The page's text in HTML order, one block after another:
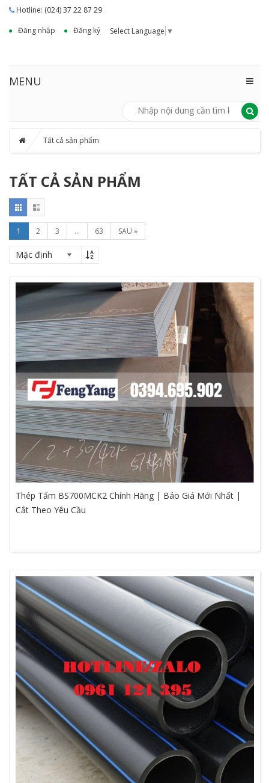
Hotline: (024) 37 22 87 29
Đăng nhập
Đăng ký Select Language ▼
MENU
Tất cả sản phẩm
TẤT CẢ SẢN PHẨM
1 2 3 ... 63 SAU »
Thép Tấm BS700MCK2 Chính Hãng | Báo Giá Mới Nhất |
Cắt Theo Yêu Cầu